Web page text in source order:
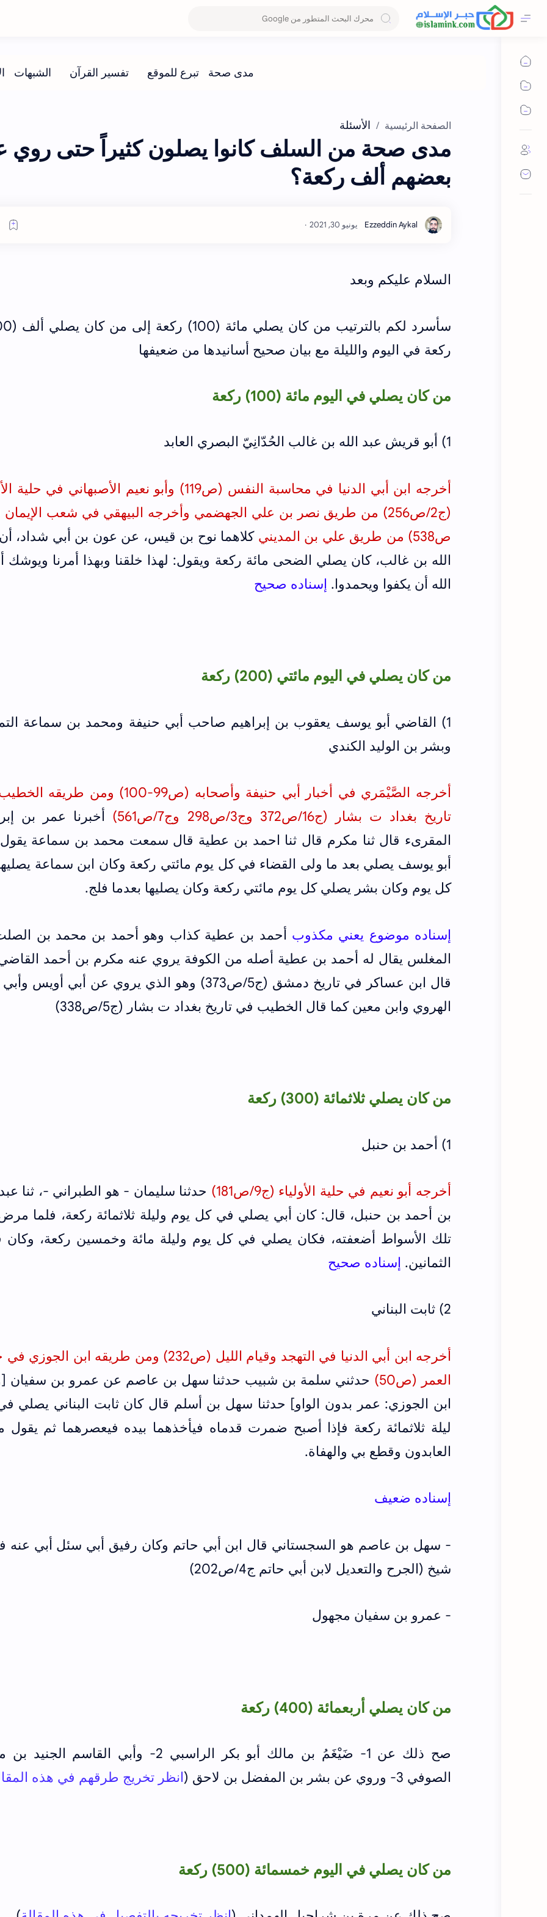
الصفحة الرئيسية الأسئلة
مدى صحة من السلف كانوا يصلون كثيراً حتى روي
بعضهم ألف ركعة؟
السلام عليكم وبعد
ركعة في اليوم والليلة مع بيان صحيح أسانيدها من ضعيفها
من كان يصلي في اليوم مائة (100) ركعة
1) أبو قريش عبد الله بن غالب الحُدّانِيّ البصري العابد
أخرجه ابن أبي الدنيا في محاسبة النفس (ص119) وأبو نعيم الأصبهاني في
ص538) من طريق علي بن المديني
كلاهما نوح بن قيس، عن عون بن أبي شداد،
الله بن غالب، كان يصلي الضحى مائة ركعة ويقول: لهذا خلقنا وبهذا أمرنا ويوشك
الله أن يكفوا ويحمدوا. إسناده صحيح
من كان يصلي في اليوم مائتي (200) ركعة
1) القاضي أبو يوسف يعقوب بن إبراهيم صاحب أبي حنيفة ومحمد بن سماعة
وبشر بن الوليد الكندي
أخرجه الصَّيْمَري في أخبار أبي حنيفة وأصحابه (ص99-100) ومن
تاريخ بغداد ت بشار (ج16/ص372 وج3/ص298 وج7/ص561)
أخبرنا عمر بن
المقرىء قال ثنا مكرم قال ثنا احمد بن عطية قال سمعت محمد بن سماعة
أبو يوسف يصلي بعد ما ولى القضاء في كل يوم مائتي ركعة وكان ابن سماعة
كل يوم وكان بشر يصلي كل يوم مائتي ركعة وكان يصليها بعدما فلج.
إسناده موضوع يعني مكذوب أحمد بن عطية كذاب وهو أحمد بن محمد بن
المغلس يقال له أحمد بن عطية أصله من الكوفة يروي عنه مكرم بن أحمد
قال ابن عساكر في تاريخ دمشق (ج5/ص373) وهو الذي يروي عن أبي أويس
الهروي وابن معين كما قال الخطيب في تاريخ بغداد ت بشار (ج5/ص338)
من كان يصلي ثلاثمائة (300) ركعة
1) أحمد بن حنبل
أخرجه أبو نعيم في حلية الأولياء (ج9/ص181)
حدثنا سليمان - هو الطبراني -، ثنا عبد
بن أحمد بن حنبل، قال: كان أبي يصلي في كل يوم وليلة ثلاثمائة ركعة، فلما
تلك الأسواط أضعفته، فكان يصلي في كل يوم وليلة مائة وخمسين ركعة،
الثمانين. إسناده صحيح
2) ثابت البناني
أخرجه ابن أبي الدنيا في التهجد وقيام الليل (ص232) ومن طريقه ابن الجوزي
العمر (ص50)
حدثني سلمة بن شبيب حدثنا سهل بن عاصم عن عمرو بن سفيان
ابن الجوزي: عمر بدون الواو] حدثنا سهل بن أسلم قال كان ثابت البناني يصلي
ليلة ثلاثمائة ركعة فإذا أصبح ضمرت قدماه فيأخذهما بيده فيعصرهما ثم
العابدون وقطع بي والهفاة.
إسناده ضعيف
- سهل بن عاصم هو السجستاني قال ابن أبي حاتم وكان رفيق أبي سئل أبي عنه
شيخ (الجرح والتعديل لابن أبي حاتم ج4/ص202)
- عمرو بن سفيان مجهول
من كان يصلي أربعمائة (400) ركعة
صح ذلك عن 1- ضَيْغَمُ بن مالك أبو بكر الراسبي 2- وأبي
القاسم الجنيد بن
الصوفي 3- وروي عن بشر بن المفضل بن لاحق (
انظر تخريج طرقهم في هذه
من كان يصلي في اليوم خمسمائة (500) ركعة